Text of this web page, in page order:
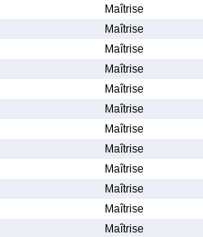
Maîtrise
Maîtrise
Maîtrise
Maîtrise
Maîtrise
Maîtrise
Maîtrise
Maîtrise
Maîtrise
Maîtrise
Maîtrise
Maîtrise